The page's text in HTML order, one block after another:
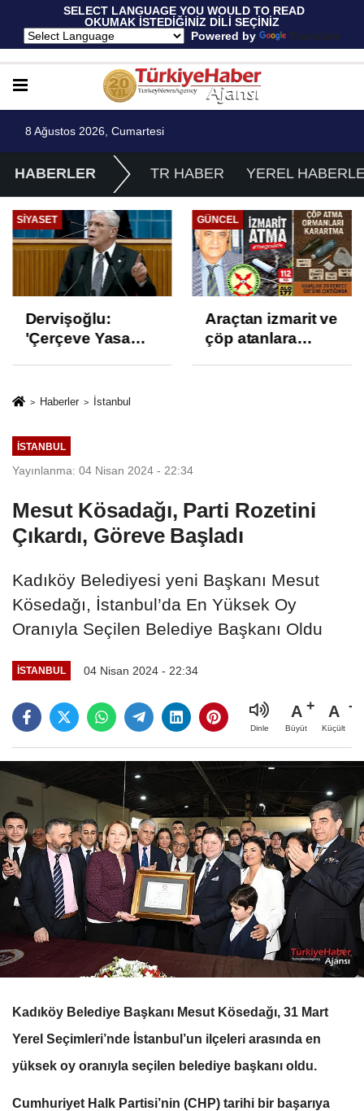
SELECT LANGUAGE YOU WOULD TO READ
OKUMAK İSTEDİĞİNİZ DİLİ SEÇİNİZ
Powered by
Translate
8 Ağustos 2026, Cumartesi
HABERLER TR HABER YEREL
SIYASET
Dervişoğlu:
'Çerçeve Yasa
ve İhanet
GÜNCEL
Araçtan izmarit ve
çöp atanlara
Haberler İstanbul
İSTANBUL
Yayınlanma: 04 Nisan 2024 - 22:34
Mesut Kösadağı, Parti Rozetini
Çıkardı, Göreve Başladı
Kadıköy Belediyesi yeni Başkanı Mesut
Kösedağı, İstanbul’da En Yüksek Oy
Oranıyla Seçilen Belediye Başkanı Oldu
İSTANBUL 04 Nisan 2024 - 22:34
Dinle
A
Büyüt
A
Küçült
Kadıköy Belediye Başkanı Mesut Kösedağı, 31 Mart
Yerel Seçimleri’nde İstanbul’un ilçeleri arasında en
yüksek oy oranıyla seçilen belediye başkanı oldu.
Cumhuriyet Halk Partisi’nin (CHP) tarihi bir başarıya